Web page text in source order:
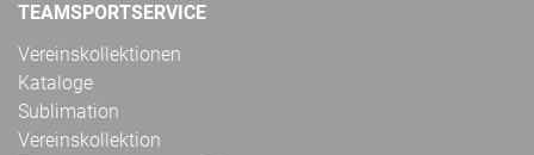
TEAMSPORTSERVICE
Vereinskollektionen
Kataloge
Sublimation
Vereinskollektion